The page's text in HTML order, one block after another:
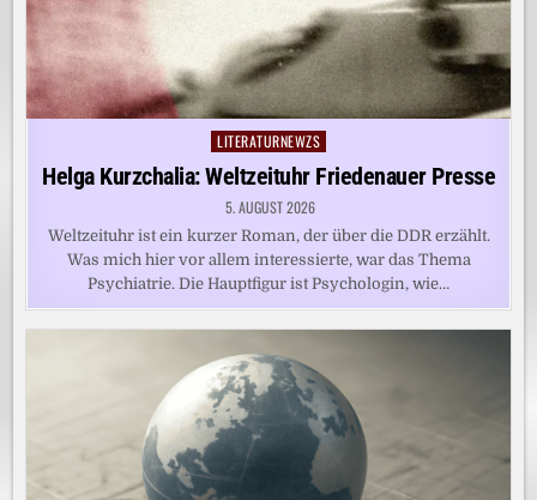
Posted
in
LITERATURNEWZS
Helga Kurzchalia: Weltzeituhr Friedenauer Presse
5. AUGUST 2026
Weltzeituhr ist ein kurzer Roman, der über die DDR erzählt.
Was mich hier vor allem interessierte, war das Thema
Psychiatrie. Die Hauptfigur ist Psychologin, wie…